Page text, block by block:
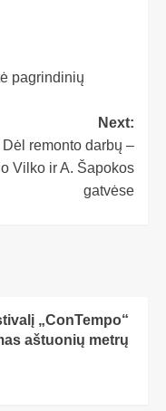
pagrindinių
Next:
remonto darbų –
Vilko ir A. Šapokos
gatvėse
„ConTempo“
aštuonių metrų